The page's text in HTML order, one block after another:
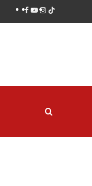
facebook
youtube
instagram
tiktok